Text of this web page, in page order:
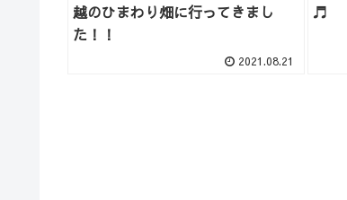
越のひまわり畑に行ってきまし
た！！
2021.08.21
♬